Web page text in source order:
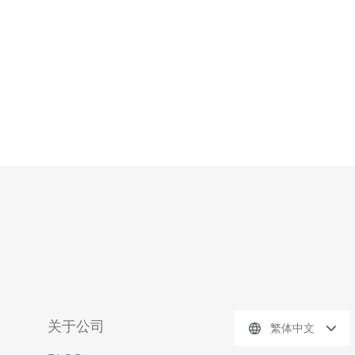
关于公司 繁体中文